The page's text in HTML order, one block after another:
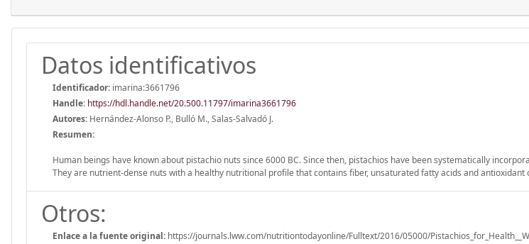
Datos identificativos
Identificador: imarina:3661796
Handle: https://hdl.handle.net/20.500.11797/imarina3661796
Autores: Hernández-Alonso P., Bulló M., Salas-Salvadó J.
Resumen:
Human beings have known about pistachio nuts since 6000 BC. Since then, pistachios have been systematically
They are nutrient-dense nuts with a healthy nutritional profile that contains fiber, unsaturated fatty acids and antioxidant
Otros:
Enlace a la fuente original: https://journals.lww.com/nutritiontodayonline/Fulltext/2016/05000/